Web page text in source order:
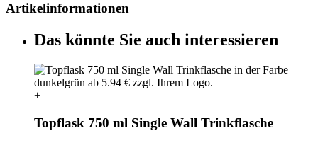
Artikelinformationen
Das könnte Sie auch interessieren
+
Topflask 750 ml Single Wall Trinkflasche